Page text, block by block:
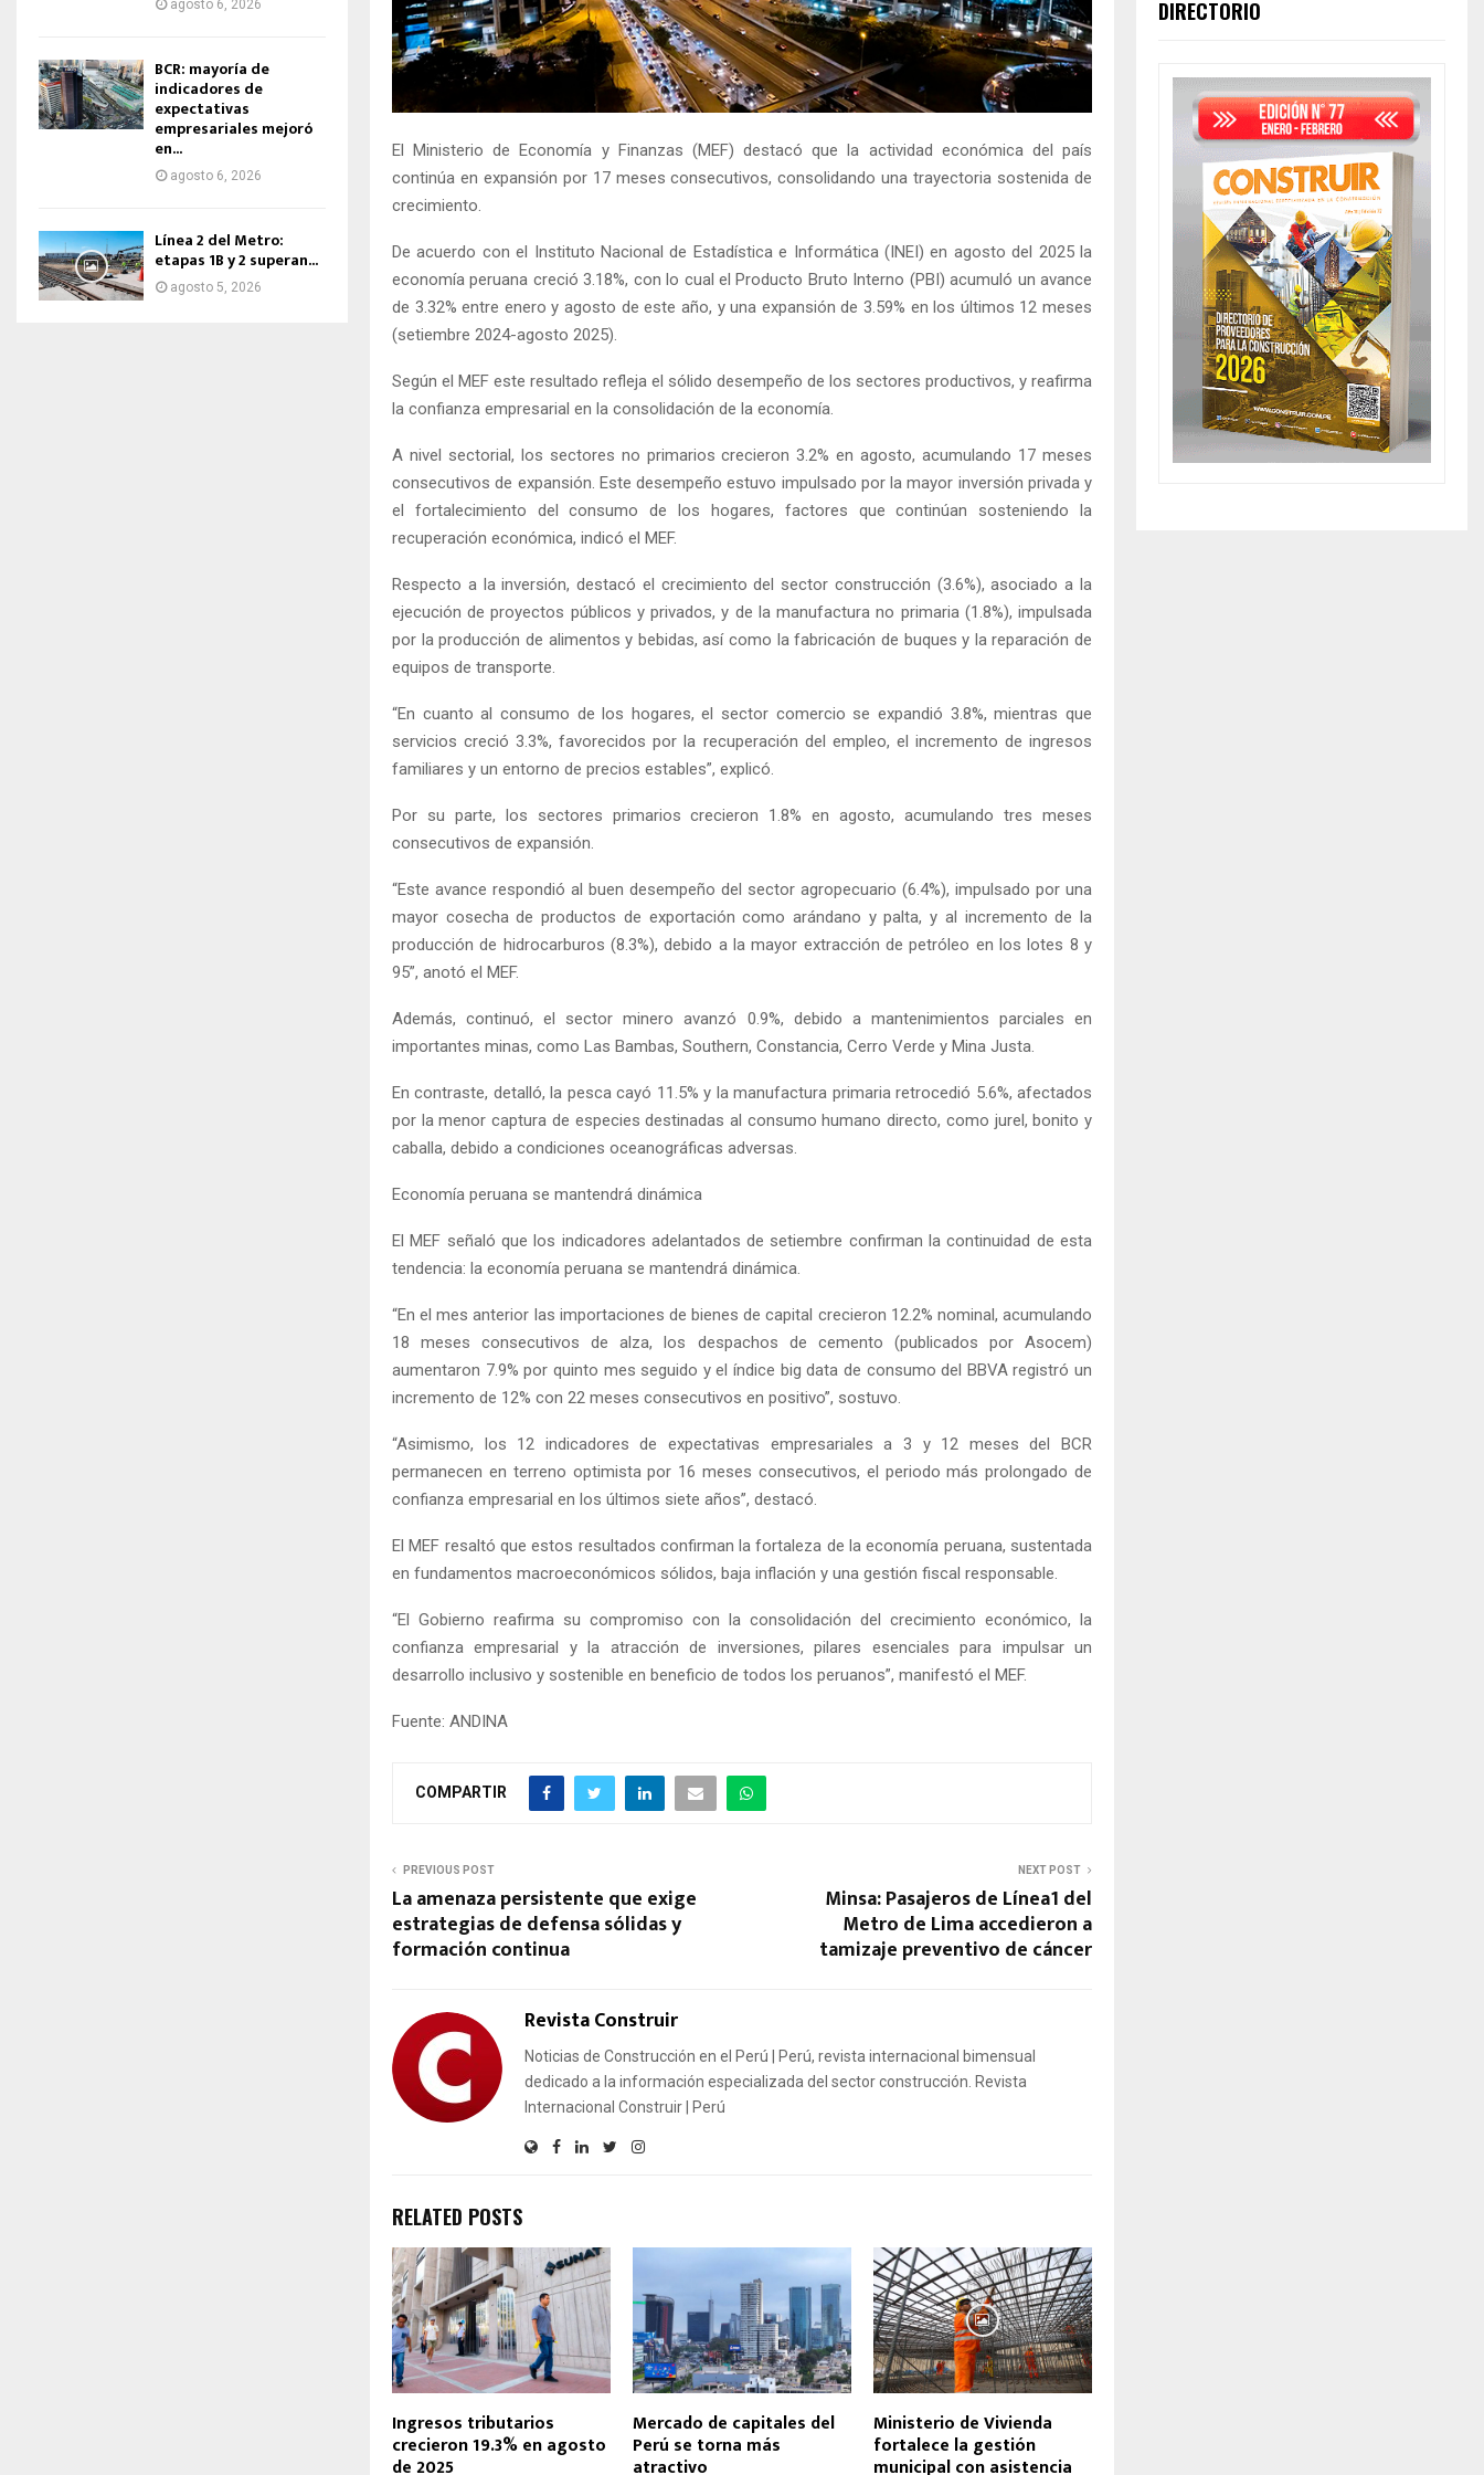
El Ministerio de Economía y Finanzas (MEF) destacó que la actividad económica del país
continúa en expansión por 17 meses consecutivos, consolidando una trayectoria sostenida de
crecimiento.
De acuerdo con el Instituto Nacional de Estadística e Informática (INEI) en agosto del 2025 la
economía peruana creció 3.18%, con lo cual el Producto Bruto Interno (PBI) acumuló un avance
de 3.32% entre enero y agosto de este año, y una expansión de 3.59% en los últimos 12 meses
(setiembre 2024-agosto 2025).
Según el MEF este resultado refleja el sólido desempeño de los sectores productivos, y reafirma
la confianza empresarial en la consolidación de la economía.
A nivel sectorial, los sectores no primarios crecieron 3.2% en agosto, acumulando 17 meses
consecutivos de expansión. Este desempeño estuvo impulsado por la mayor inversión privada y
el fortalecimiento del consumo de los hogares, factores que continúan sosteniendo la
recuperación económica, indicó el MEF.
Respecto a la inversión, destacó el crecimiento del sector construcción (3.6%), asociado a la
ejecución de proyectos públicos y privados, y de la manufactura no primaria (1.8%), impulsada
por la producción de alimentos y bebidas, así como la fabricación de buques y la reparación de
equipos de transporte.
“En cuanto al consumo de los hogares, el sector comercio se expandió 3.8%, mientras que
servicios creció 3.3%, favorecidos por la recuperación del empleo, el incremento de ingresos
familiares y un entorno de precios estables”, explicó.
Por su parte, los sectores primarios crecieron 1.8% en agosto, acumulando tres meses
consecutivos de expansión.
“Este avance respondió al buen desempeño del sector agropecuario (6.4%), impulsado por una
mayor cosecha de productos de exportación como arándano y palta, y al incremento de la
producción de hidrocarburos (8.3%), debido a la mayor extracción de petróleo en los lotes 8 y
95”, anotó el MEF.
Además, continuó, el sector minero avanzó 0.9%, debido a mantenimientos parciales en
importantes minas, como Las Bambas, Southern, Constancia, Cerro Verde y Mina Justa.
En contraste, detalló, la pesca cayó 11.5% y la manufactura primaria retrocedió 5.6%, afectados
por la menor captura de especies destinadas al consumo humano directo, como jurel, bonito y
caballa, debido a condiciones oceanográficas adversas.
Economía peruana se mantendrá dinámica
El MEF señaló que los indicadores adelantados de setiembre confirman la continuidad de esta
tendencia: la economía peruana se mantendrá dinámica.
“En el mes anterior las importaciones de bienes de capital crecieron 12.2% nominal, acumulando
18 meses consecutivos de alza, los despachos de cemento (publicados por Asocem)
aumentaron 7.9% por quinto mes seguido y el índice big data de consumo del BBVA registró un
incremento de 12% con 22 meses consecutivos en positivo”, sostuvo.
“Asimismo, los 12 indicadores de expectativas empresariales a 3 y 12 meses del BCR
permanecen en terreno optimista por 16 meses consecutivos, el periodo más prolongado de
confianza empresarial en los últimos siete años”, destacó.
El MEF resaltó que estos resultados confirman la fortaleza de la economía peruana, sustentada
en fundamentos macroeconómicos sólidos, baja inflación y una gestión fiscal responsable.
“El Gobierno reafirma su compromiso con la consolidación del crecimiento económico, la
confianza empresarial y la atracción de inversiones, pilares esenciales para impulsar un
desarrollo inclusivo y sostenible en beneficio de todos los peruanos”, manifestó el MEF.
Fuente: ANDINA
COMPARTIR
PREVIOUS POST
La amenaza persistente que exige
estrategias de defensa sólidas y
formación continua
NEXT POST
Minsa: Pasajeros de Línea1 del
Metro de Lima accedieron a
tamizaje preventivo de cáncer
Revista Construir
Noticias de Construcción en el Perú | Perú, revista internacional bimensual
dedicado a la información especializada del sector construcción. Revista
Internacional Construir | Perú
RELATED POSTS
Ingresos tributarios
crecieron 19.3% en agosto
de 2025
Mercado de capitales del
Perú se torna más
atractivo
Ministerio de Vivienda
fortalece la gestión
municipal con asistencia
agosto 6, 2026
BCR: mayoría de
indicadores de
expectativas
empresariales mejoró
en...
agosto 6, 2026
Línea 2 del Metro:
etapas 1B y 2 superan...
agosto 5, 2026
DIRECTORIO